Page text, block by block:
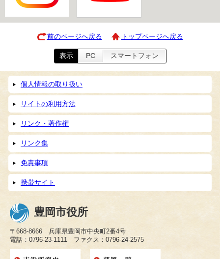
前のページへ戻る トップページへ戻る
表示 PC スマートフォン
個人情報の取り扱い
サイトの利用方法
リンク・著作権
リンク集
免責事項
携帯サイト
豊岡市役所
〒668-8666 兵庫県豊岡市中央町2番4号
電話：0796-23-1111 ファクス：0796-24-2575